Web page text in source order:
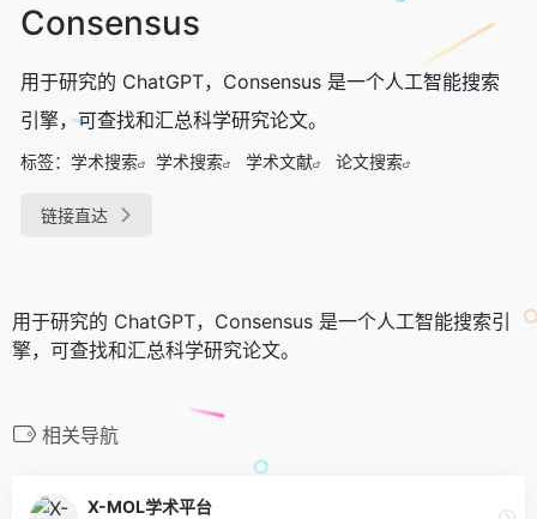
Consensus
用于研究的 ChatGPT，Consensus 是一个人工智能搜索
引擎，可查找和汇总科学研究论文。
标签： 学术搜索 学术搜索 学术文献 论文搜索
链接直达
用于研究的 ChatGPT，Consensus 是一个人工智能搜索引
擎，可查找和汇总科学研究论文。
相关导航
X-MOL学术平台